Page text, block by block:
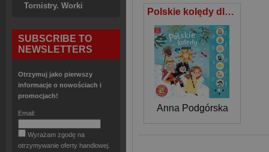
Tornistry. Worki
SUBSCRIBE TO
NEWSLETTERS
Otrzymuj jako pierwszy
informacje o nowościach i
promocjach!
Email:
Wyrażam zgodę na
otrzymywanie oferty handlowej.
Polskie kolędy dla dzieci. Słuchaj i śpiewaj
Anna Podgórska